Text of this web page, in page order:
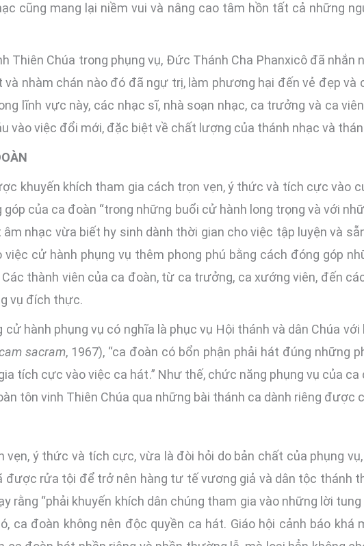
cũng mang lại niềm vui và nâng cao tâm hồn tất cả những
Thiên Chúa trong phụng vụ, Đức Thánh Cha Phanxicô đã
nhàm chán nào đó đã ngự trị, làm phương hại đến vẻ đẹp
lĩnh vực này, các nhạc sĩ, nhà soạn nhạc, ca trưởng và ca
vào việc đổi mới, đặc biệt về chất lượng của thánh nhạc và
khuyến khích tham gia cách trọn vẹn, ý thức và tích cực vào
của ca đoàn “trong những buổi cử hành long trọng và với
nhạc vừa biết hy sinh dành thời gian cho việc tập luyện và
việc cử hành phụng vụ thêm phong phú bằng cách đóng góp
thành viên của ca đoàn, từ ca trưởng, ca xướng viên, đến
vụ đích thực.
hành phụng vụ có nghĩa là phục vụ Hội thánh và dân Chúa
sacram, 1967), “ca đoàn có bổn phận phải hát đúng những
tích cực vào việc ca hát.” Như thế, chức năng phụng vụ của
tôn vinh Thiên Chúa qua những bài thánh ca dành riêng được
ý thức và tích cực, vừa là đòi hỏi do bản chất của phụng
được rửa tội để trở nên hàng tư tế vương giả và dân tộc thánh
rằng “phải khuyến khích dân chúng tham gia vào những lời
ca đoàn không nên độc quyền ca hát. Giáo hội cảnh báo khá